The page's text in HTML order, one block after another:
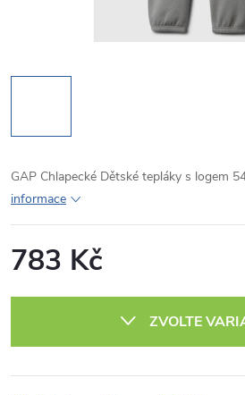
GAP Chlapecké Dětské tepláky s logem
informace
783 Kč
ZVOLTE